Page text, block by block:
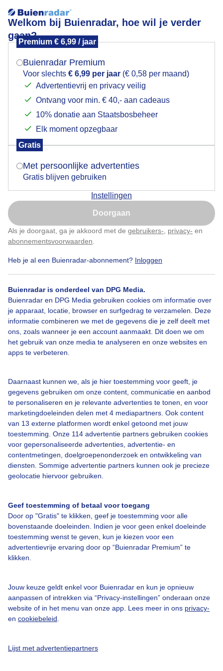
Welkom bij Buienradar, hoe wil je verder
gaan?
Premium € 6,99 / jaar
Buienradar Premium
Voor slechts € 6,99 per jaar (€ 0,58 per maand)
Advertentievrij en privacy veilig
Ontvang voor min. € 40,- aan cadeaus
10% donatie aan Staatsbosbeheer
Elk moment opzegbaar
Gratis
Met persoonlijke advertenties
Gratis blijven gebruiken
Instellingen
Doorgaan
Als je doorgaat, ga je akkoord met de gebruikers- privacy- en
abonnementsvoorwaarden
Heb je al een Buienradar-abonnement? Inloggen
Buienradar is onderdeel van DPG Media.
Buienradar en DPG Media gebruiken cookies om informatie over
je apparaat, locatie, browser en surfgedrag te verzamelen. Deze
informatie combineren we met de gegevens die je zelf deelt met
ons, zoals wanneer je een account aanmaakt. Dit doen we om
het gebruik van onze media te analyseren en onze websites en
apps te verbeteren.
Daarnaast kunnen we, als je hier toestemming voor geeft, je
gegevens gebruiken om onze content, communicatie en aanbod
te personaliseren en je relevante advertenties te tonen, en voor
marketingdoeleinden delen met 4 mediapartners. Ook content
van 13 externe platformen wordt enkel getoond met jouw
toestemming. Onze 114 advertentie partners gebruiken cookies
voor gepersonaliseerde advertenties, advertentie- en
contentmetingen, doelgroepenonderzoek en ontwikkeling van
diensten. Sommige advertentie partners kunnen ook je precieze
geolocatie hiervoor gebruiken.
Geef toestemming of betaal voor toegang
Door op "Gratis" te klikken, geef je toestemming voor alle
bovenstaande doeleinden. Indien je voor geen enkel doeleinde
toestemming wenst te geven, kun je kiezen voor een
advertentievrije ervaring door op “Buienradar Premium” te
klikken.
Jouw keuze geldt enkel voor Buienradar en kun je opnieuw
aanpassen of intrekken via “Privacy-instellingen” onderaan onze
website of in het menu van onze app. Lees meer in ons privacy-
en cookiebeleid
Lijst met advertentiepartners
Strand
Door: Corinne de Kroon Gemaakt: 10-06-2026, 11x bekeken
Bekijk slideshow
Een moment geduld aub...
Over Buienradar
Veelgestelde vragen
Contact
Toegankelijkheid
Gebruikersvoorwaarden
Buienradar Team
Privacy beleid
Cookie beleid
Mogen we je locatie gebruiken voor het
Indien je hier nog geen akkoord op hebt gegeven,
verschijnt er zo een pop-up uit je browser waarin
Is goed, toon de popup
Nu niet, misschien later
Klik hierom dit aan te passen